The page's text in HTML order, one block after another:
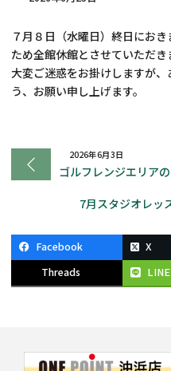
７月８日（水曜日）終日にお
ため全館休館とさせていただき
大変ご迷惑をお掛けしますが
う、お願い申し上げます。
2026年6月3日
ゴルフレンジエリア
7月スタジオレッ
Facebook X
Threads
LINE